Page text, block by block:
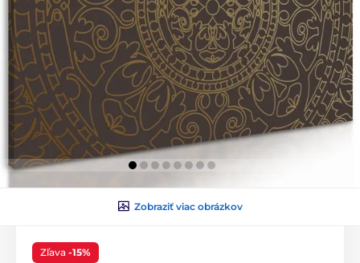
Zobraziť viac obrázkov
Zľava -15%